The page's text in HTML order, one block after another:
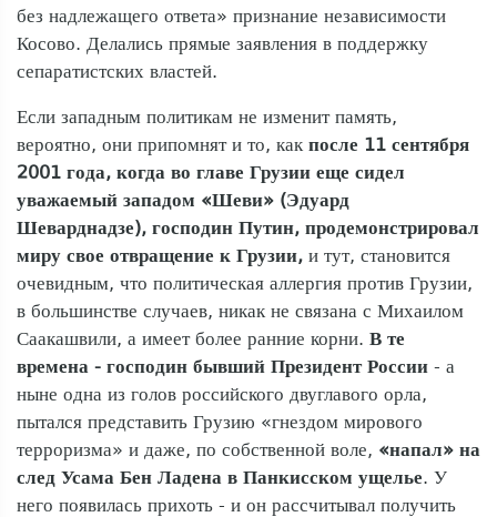
без надлежащего ответа» признание независимости
Косово. Делались прямые заявления в поддержку
сепаратистских властей.
Если западным политикам не изменит память,
вероятно, они припомнят и то, как после 11 сентября
2001 года, когда во главе Грузии еще сидел
уважаемый западом «Шеви» (Эдуард
Шеварднадзе), господин Путин, продемонстрировал
миру свое отвращение к Грузии, и тут, становится
очевидным, что политическая аллергия против Грузии,
в большинстве случаев, никак не связана с Михаилом
Саакашвили, а имеет более ранние корни. В те
времена - господин бывший Президент России - а
ныне одна из голов российского двуглавого орла,
пытался представить Грузию «гнездом мирового
терроризма» и даже, по собственной воле, «напал» на
след Усама Бен Ладена в Панкисском ущелье. У
него появилась прихоть - и он рассчитывал получить